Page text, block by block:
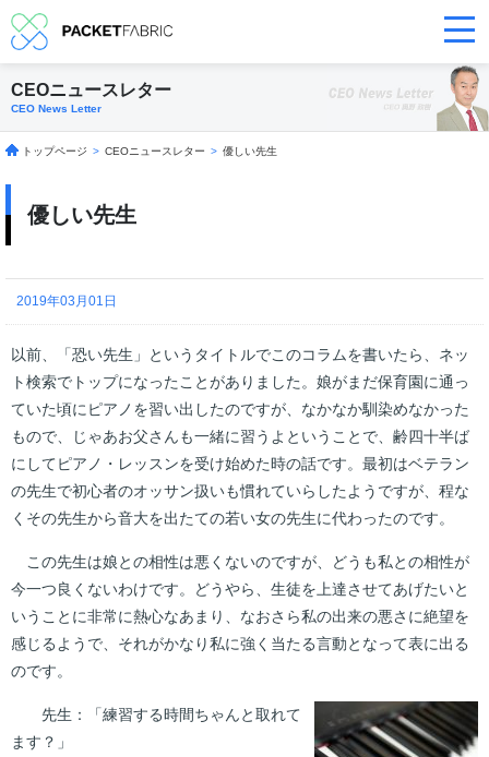
CEOニュースレター
CEO News Letter
トップページ > CEOニュースレター > 優しい先生
優しい先生
2019年03月01日
以前、「恐い先生」というタイトルでこのコラムを書いたら、ネッ
ト検索でトップになったことがありました。娘がまだ保育園に通っ
ていた頃にピアノを習い出したのですが、なかなか馴染めなかった
もので、じゃあお父さんも一緒に習うよということで、齢四十半ば
にしてピアノ・レッスンを受け始めた時の話です。最初はベテラン
の先生で初心者のオッサン扱いも慣れていらしたようですが、程な
くその先生から音大を出たての若い女の先生に代わったのです。
この先生は娘との相性は悪くないのですが、どうも私との相性が
今一つ良くないわけです。どうやら、生徒を上達させてあげたいと
いうことに非常に熱心なあまり、なおさら私の出来の悪さに絶望を
感じるようで、それがかなり私に強く当たる言動となって表に出る
のです。
先生：「練習する時間ちゃんと取れて
ます？」